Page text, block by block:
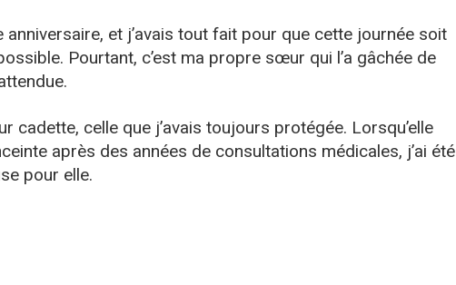
anniversaire, et j’avais tout fait pour que cette journée soit
Pourtant, c’est ma propre sœur qui l’a gâchée de
cadette, celle que j’avais toujours protégée. Lorsqu’elle
après des années de consultations médicales, j’ai été
pour elle.